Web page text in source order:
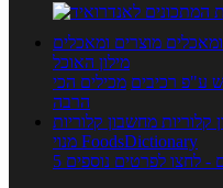
מוצרים ומאכלים
מילון האוכל
ע"פ רכיבים מכילים הכי
הרבה
קלוריות מחשבון קלוריות
מנוי FoodsDictionary
- לחצו לפרטים נוספים